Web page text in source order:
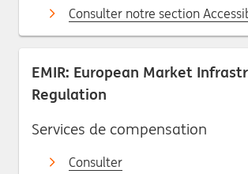
Consulter notre section
EMIR: European Market
Regulation
Services de compensation
Consulter